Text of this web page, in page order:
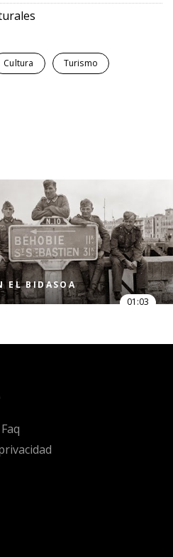
Cultura Turismo
EL BIDASOA
01:03
Faq